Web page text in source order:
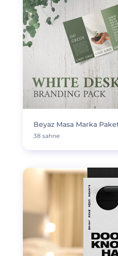
Beyaz Masa Marka
38 sahne